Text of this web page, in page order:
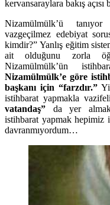
kervansaraylara bakış
Nizamülmülk’ü tanıyor
vazgeçilmez edebiyat
kimdir?” Yanlış eğitim
ait olduğunu zorla
Nizamülmülk’ün
Nizamülmülk’e göre
başkanı için “farzdır.”
istihbarat yapmakla
vatandaş” da yer
istihbarat yapmak hepimiz
davranmıyordum…